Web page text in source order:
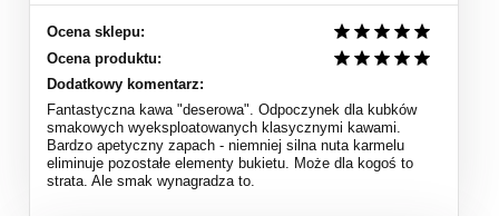
Ocena sklepu:
Ocena produktu:
Dodatkowy komentarz:
Fantastyczna kawa "deserowa". Odpoczynek dla kubków
smakowych wyeksploatowanych klasycznymi kawami.
Bardzo apetyczny zapach - niemniej silna nuta karmelu
eliminuje pozostałe elementy bukietu. Może dla kogoś to
strata. Ale smak wynagradza to.